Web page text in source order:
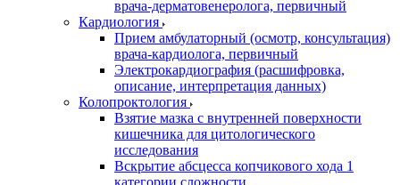
врача-дерматовенеролога, первичный
Кардиология
Прием амбулаторный (осмотр, консультация)
врача-кардиолога, первичный
Электрокардиография (расшифровка,
описание, интерпретация данных)
Колопроктология
Взятие мазка с внутренней поверхности
кишечника для цитологического
исследования
Вскрытие абсцесса копчикового хода 1
категории сложности